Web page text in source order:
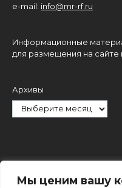
Мы ценим вашу
e-mail: info@mr-rf.ru
Информационные
для размещения на сайте
Архивы